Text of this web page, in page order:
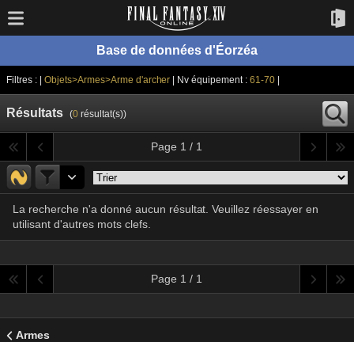
Base de données d'Éorzéa
Filtres : | Objets>Armes>Arme d'archer | Nv équipement :61-70
Résultats (0résultat(s))
Page 1 / 1
La recherche n'a donné aucun résultat. Veuillez réessayer en
utilisant d'autres mots clefs.
Page 1 / 1
Armes